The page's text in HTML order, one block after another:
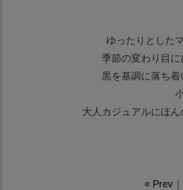
ゆったりとした
季節の変わり目に
黒を基調に落ち着
大人カジュアルにほん
« Prev｜